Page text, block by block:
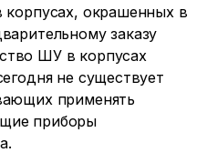
корпусах, окрашенных в
заказу
ШУ в корпусах
не существует
применять
приборы